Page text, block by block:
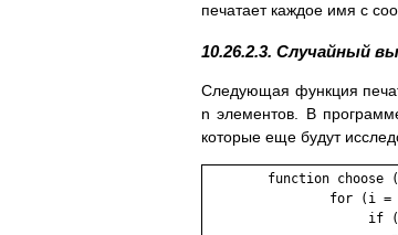
печатает каждое имя с
10.26.2.3. Случайный
Следующая функция
n элементов. В
которые еще будут
function choose
for (i =
if